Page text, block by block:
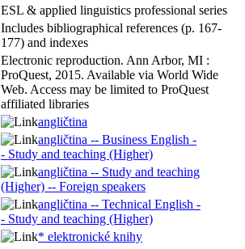
ESL & applied linguistics professional series
Includes bibliographical references (p. 167-
177) and indexes
Electronic reproduction. Ann Arbor, MI :
ProQuest, 2015. Available via World Wide
Web. Access may be limited to ProQuest
affiliated libraries
angličtina
angličtina -- Business English -
- Study and teaching (Higher)
angličtina -- Study and teaching
(Higher) -- Foreign speakers
angličtina -- Technical English -
- Study and teaching (Higher)
* elektronické knihy